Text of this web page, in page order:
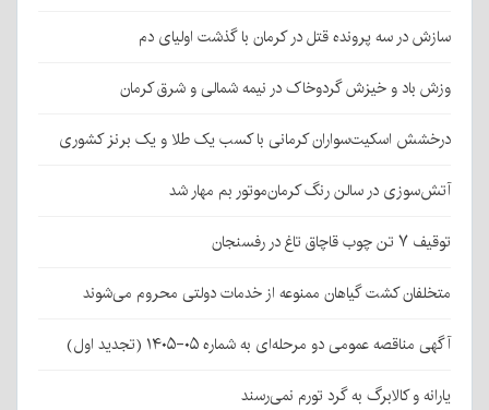
سازش در سه پرونده قتل در کرمان با گذشت اولیای دم
وزش باد و خیزش گردوخاک در نیمه شمالی و شرق کرمان
درخشش اسکیت‌سواران کرمانی با کسب یک طلا و یک برنز کشوری
آتش‌سوزی در سالن رنگ کرمان‌موتور بم مهار شد
توقیف ۷ تن چوب قاچاق تاغ در رفسنجان
متخلفان کشت گیاهان ممنوعه از خدمات دولتی محروم می‌شوند
آگهی مناقصه عمومی دو مرحله‌ای به شماره ۰۵-۱۴۰۵ (تجدید اول)
یارانه و کالابرگ به گرد تورم نمی‌رسند